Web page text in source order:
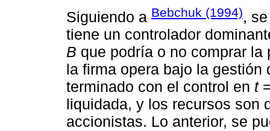
Siguiendo a Bebchuk (1994),
tiene un controlador
B que podría o no comprar
la firma opera bajo la gestión
terminado con el control en t
liquidada, y los recursos son
accionistas. Lo anterior, se